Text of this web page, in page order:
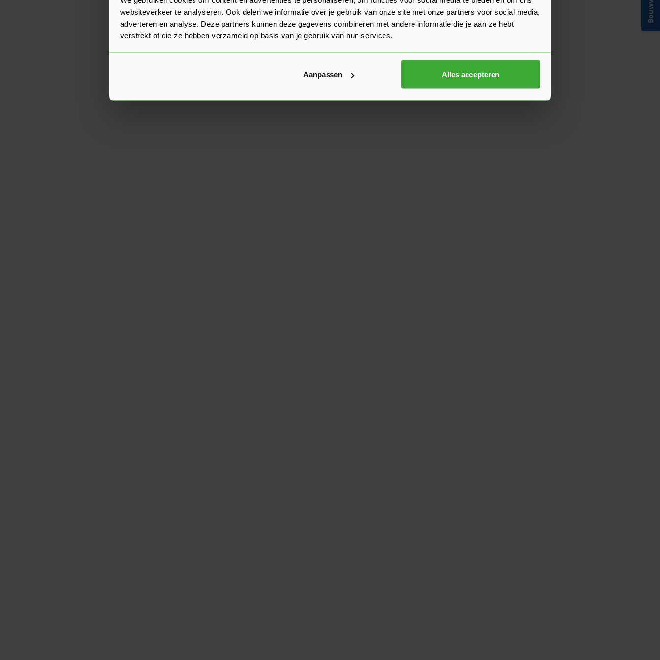
websiteverkeer te analyseren. Ook delen we informatie over je gebruik van onze site met onze partners voor social media,
adverteren en analyse. Deze partners kunnen deze gegevens combineren met andere informatie die je aan ze hebt
verstrekt of die ze hebben verzameld op basis van je gebruik van hun services.
Aanpassen Alles accepteren